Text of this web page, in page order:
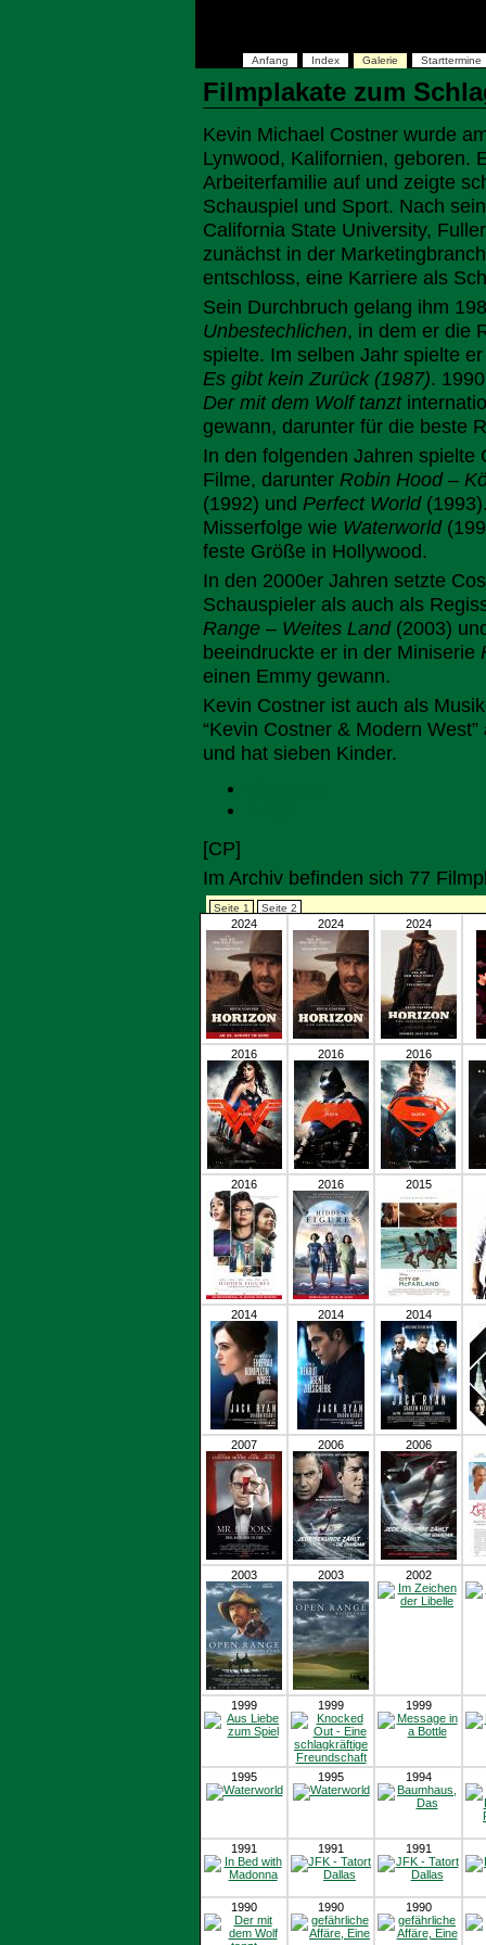
Anfang Index Galerie Starttermine
Filmplakate zum
Kevin Michael Costner wurde
Lynwood, Kalifornien, geboren.
Arbeiterfamilie auf und zeigte
Schauspiel und Sport. Nach
California State University,
zunächst in der
entschloss, eine Karriere als
Sein Durchbruch gelang ihm
Unbestechlichen, in dem er die
spielte. Im selben Jahr spielte
Es gibt kein Zurück (1987).
Der mit dem Wolf tanzt
gewann, darunter für die beste
In den folgenden Jahren
Filme, darunter Robin Hood –
(1992) und Perfect World
Misserfolge wie Waterworld
feste Größe in Hollywood.
In den 2000er Jahren setzte
Schauspieler als auch als
Range – Weites Land(2003)
beeindruckte er in der Miniserie
einen Emmy gewann.
Kevin Costner ist auch als
“Kevin Costner & Modern
und hat sieben Kinder.
[CP]
Im Archiv befinden sich 77
Seite 1 Seite 2
2024 2024 2024
2016 2016 2016
2016 2016 2015
2014 2014 2014
2007 2006 2006
2003 2003 2002
1999 1999 1999
1995 1995 1994
1991 1991 1991
1990 1990 1990